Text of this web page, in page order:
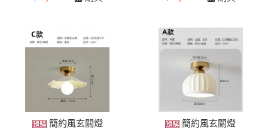
簡約風玄關燈 簡約風玄關燈